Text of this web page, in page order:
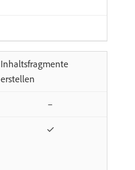
Inhaltsfragmente
erstellen
–
✓